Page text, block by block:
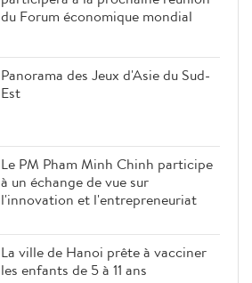
du Forum économique mondial
Panorama des Jeux d'Asie du Sud-
Est
Le PM Pham Minh Chinh participe
à un échange de vue sur
l'innovation et l'entrepreneuriat
La ville de Hanoi prête à vacciner
les enfants de 5 à 11 ans